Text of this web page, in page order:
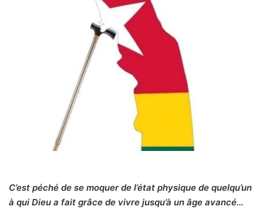
C’est péché de se moquer de l’état physique de quelqu’un
à qui Dieu a fait grâce de vivre jusqu’à un âge avancé…